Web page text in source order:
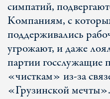
симпатий,
Компаниям, с
поддерживались
угрожают, и даже
партии госслужащие
«чисткам» из-за
«Грузинской мечты».